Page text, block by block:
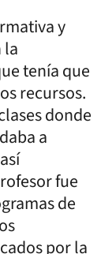
y
la
tenía que
recursos.
donde
a
fue
de
por la